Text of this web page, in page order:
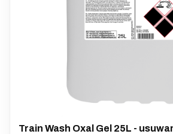
Train Wash Oxal Gel 25L -